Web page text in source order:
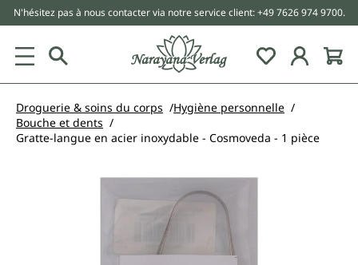
principal
N'hésitez pas à nous contacter via notre service client: +49 7626 974 9700.
Droguerie & soins du corps
Hygiène personnelle
Bouche et dents
Gratte-langue en acier inoxydable - Cosmoveda - 1 pièce
Ignorer la galerie d'images